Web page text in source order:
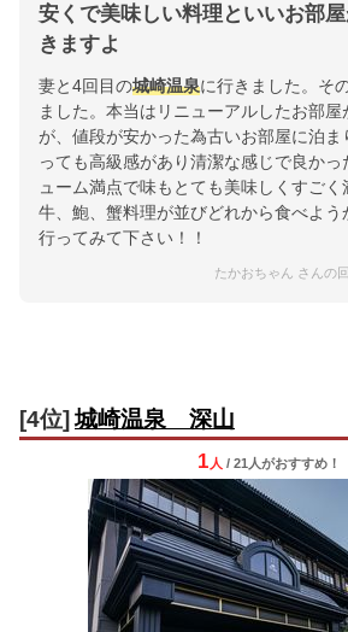
安くで美味しい料理といいお部
きますよ
妻と4回目の城崎温泉に行きました。そ
ました。本当はリニューアルしたお部
が、値段が安かった為古いお部屋に泊ま
っても高級感があり清潔な感じで良かっ
ューム満点で味もとても美味しくすご
牛、鮑、蟹料理が並びどれから食べよ
行ってみて下さい！！
たかおちゃん さんの
[4位] 城崎温泉 深山
1 人 / 21人がおすすめ！